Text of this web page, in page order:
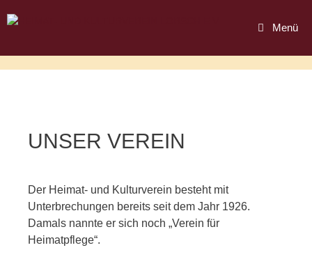
Menü
UNSER VEREIN
Der Heimat- und Kulturverein besteht mit
Unterbrechungen bereits seit dem Jahr 1926.
Damals nannte er sich noch „Verein für
Heimatpflege“.